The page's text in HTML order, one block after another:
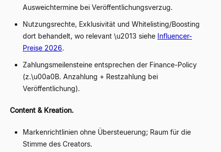
Ausweichtermine bei Veröffentlichungsverzug.
Nutzungsrechte, Exklusivität und Whitelisting/Boosting
dort behandelt, wo relevant \u2013 siehe Influencer-
Preise 2026.
Zahlungsmeilensteine entsprechen der Finance-Policy
(z.\u00a0B. Anzahlung + Restzahlung bei
Veröffentlichung).
Content & Kreation.
Markenrichtlinien ohne Übersteuerung; Raum für die
Stimme des Creators.